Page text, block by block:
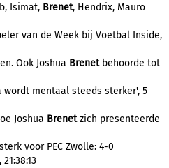
Isimat, Brenet, Hendrix, Mauro
van de Week bij Voetbal Inside,
Ook Joshua Brenetbehoorde tot
wordt mentaal steeds sterker', 5
Joshua Brenetzich presenteerde
voor PEC Zwolle: 4-0